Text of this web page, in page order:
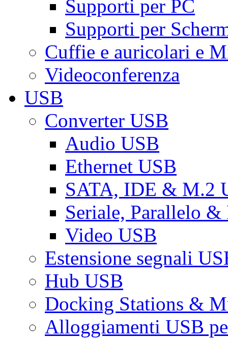
Supporti per PC
Supporti per
Cuffie e auricolari e
Videoconferenza
USB
Converter USB
Audio USB
Ethernet USB
SATA, IDE & M.2
Seriale, Parallelo &
Video USB
Estensione segnali
Hub USB
Docking Stations &
Alloggiamenti USB